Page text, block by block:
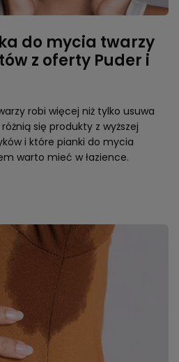
do mycia twarzy
z oferty Puder i
robi więcej niż tylko usuwa
się produkty z wyższej
i które pianki do mycia
warto mieć w łazience.